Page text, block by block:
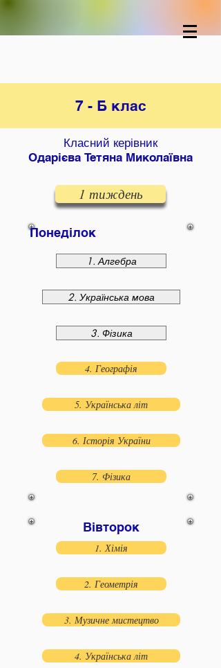
7 - Б клас
Класний керівник
Одарієва Тетяна Миколаївна
1 тиждень
Понеділок
1. Алгебра
2. Українська мова
3. Фізика
4. Географія
5. Українська літ
6. Історія України
7. Фізика
Вівторок
1. Хімія
2. Геометрія
3. Музичне мистецтво
4. Українська літ